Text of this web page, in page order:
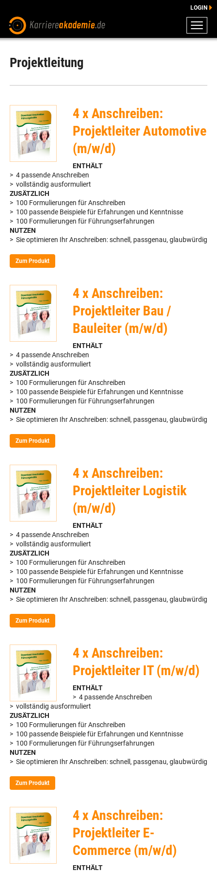
DOWNLOADS
ENGLISCHE DOWNLOADS
E-LEARNING
BERATUNG
LOGIN
Projektleitung
4 x Anschreiben:
Projektleiter Automotive
(m/w/d)
ENTHÄLT
> 4 passende Anschreiben
> vollständig ausformuliert
ZUSÄTZLICH
> 100 Formulierungen für Anschreiben
> 100 passende Beispiele für Erfahrungen und Kenntnisse
> 100 Formulierungen für Führungserfahrungen
NUTZEN
> Sie optimieren Ihr Anschreiben: schnell, passgenau, glaubwürdig
Zum Produkt
4 x Anschreiben:
Projektleiter Bau /
Bauleiter (m/w/d)
ENTHÄLT
> 4 passende Anschreiben
> vollständig ausformuliert
ZUSÄTZLICH
> 100 Formulierungen für Anschreiben
> 100 passende Beispiele für Erfahrungen und Kenntnisse
> 100 Formulierungen für Führungserfahrungen
NUTZEN
> Sie optimieren Ihr Anschreiben: schnell, passgenau, glaubwürdig
Zum Produkt
4 x Anschreiben:
Projektleiter Logistik
(m/w/d)
ENTHÄLT
> 4 passende Anschreiben
> vollständig ausformuliert
ZUSÄTZLICH
> 100 Formulierungen für Anschreiben
> 100 passende Beispiele für Erfahrungen und Kenntnisse
> 100 Formulierungen für Führungserfahrungen
NUTZEN
> Sie optimieren Ihr Anschreiben: schnell, passgenau, glaubwürdig
Zum Produkt
4 x Anschreiben:
Projektleiter IT (m/w/d)
ENTHÄLT
> 4 passende Anschreiben
> vollständig ausformuliert
ZUSÄTZLICH
> 100 Formulierungen für Anschreiben
> 100 passende Beispiele für Erfahrungen und Kenntnisse
> 100 Formulierungen für Führungserfahrungen
NUTZEN
> Sie optimieren Ihr Anschreiben: schnell, passgenau, glaubwürdig
Zum Produkt
4 x Anschreiben:
Projektleiter E-
Commerce (m/w/d)
ENTHÄLT